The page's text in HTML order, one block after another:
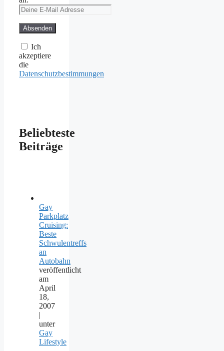
Ich
akzeptiere
die
Datenschutzbestimmungen
Beliebteste
Beiträge
Gay
Parkplatz
Cruising:
Beste
Schwulentreffs
an
Autobahn
veröffentlicht
am
April
18,
2007
|
unter
Gay
Lifestyle